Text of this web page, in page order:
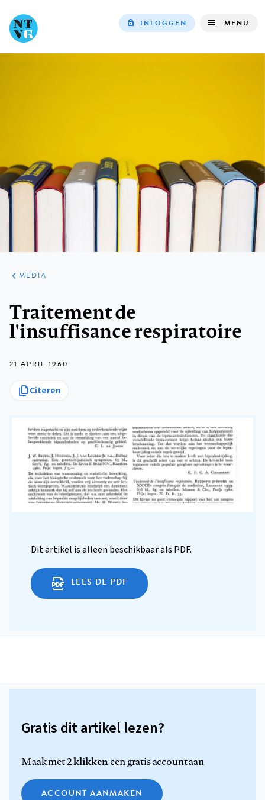
INLOGGEN MENU
ARTIKELEN
VARIA
MEDIA
Traitement de
l'insuffisance respiratoire
21 APRIL 1960
Citeren
Dit artikel is alleen beschikbaar als PDF.
LEES DE PDF
Gratis dit artikel lezen?
Maak met2 klikkeneen gratis account aan
ACCOUNT AANMAKEN